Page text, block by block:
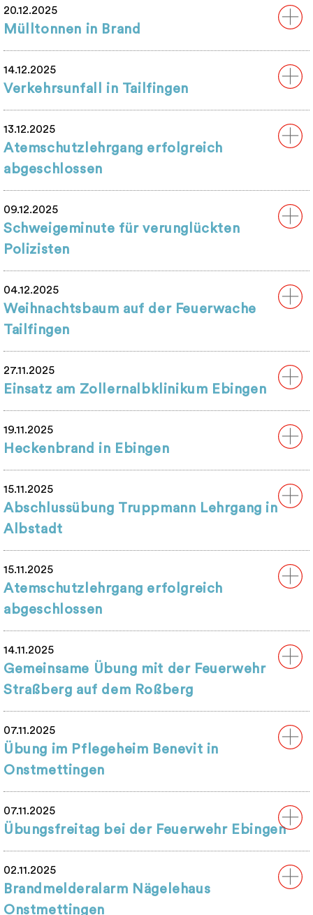
20.12.2025
Mülltonnen in Brand
14.12.2025
Verkehrsunfall in Tailfingen
13.12.2025
Atemschutzlehrgang erfolgreich
abgeschlossen
09.12.2025
Schweigeminute für verunglückten
Polizisten
04.12.2025
Weihnachtsbaum auf der Feuerwache
Tailfingen
27.11.2025
Einsatz am Zollernalbklinikum Ebingen
19.11.2025
Heckenbrand in Ebingen
15.11.2025
Abschlussübung Truppmann Lehrgang in
Albstadt
15.11.2025
Atemschutzlehrgang erfolgreich
abgeschlossen
14.11.2025
Gemeinsame Übung mit der Feuerwehr
Straßberg auf dem Roßberg
07.11.2025
Übung im Pflegeheim Benevit in
Onstmettingen
07.11.2025
Übungsfreitag bei der Feuerwehr Ebingen
02.11.2025
Brandmelderalarm Nägelehaus
Onstmettingen